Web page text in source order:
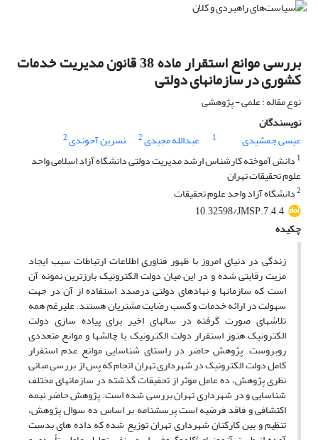
بررسی موانع استقرار ماده 38 قانون مدیریت خدمات
کشوری در سازمانهای دولتی
نوع مقاله : علمی - پژوهشی
نویسندگان
عیسی جمشیدی
1 عبدالله مجیدی2 نسرین آخوندی2
1 دانش آموخته کارشناس ارشد مدیریت دولتی دانشگاه آزاد اسلامی واحد
علوم تحقیقات تهران
2دانشگاه آزاد واحد علوم تحقیقات
10.32598/JMSP.7.4.4
چکیده
زندگی در دنیای امروز با ظهور فناوری اطلاعات ارتباطات سبب ایجاد
مزیت رقابتی شده و در این میان دولت الکترونیک بارزترین نمونه آن
است که سازمانها و نهادهای دولتی درصدد استفاده از آن در جهت
سهولت در ارائه خدمات و کسب رضایت مشتریان هستند. علیرغم همه
تلاشهای صورت گرفته در سالهای اخیر برای پیاده سازی دولت
الکترونیک هنوز استقرار دولت الکترونیک با چالشها و موانع متعددی
روبروست. پژوهش حاضر در راستای شناسایی موانع عدم استقرار
کامل دولت الکترونیک در شهرداری تهران انجام که پس از بررسی مبانی
نظری پژوهش، ده عامل موثر از تحقیقات گذشته در سازمانهای مختلف
شناسایی و در شهرداری تهران بررسی شده است. پژوهش حاضر نیمه
اکتشافی و فاقد فرضیه است پرسشنامه بر اساس ده سوال پژوهش،
تنظیم و بین کارکنان شهرداری تهران توزیع شده که داده های بدست